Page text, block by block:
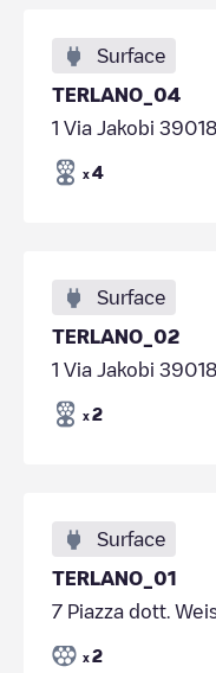
Surface
TERLANO_04
1 Via Jakobi 39018
x 4
Surface
TERLANO_02
1 Via Jakobi 39018
x 2
Surface
TERLANO_01
7 Piazza dott.
x 2